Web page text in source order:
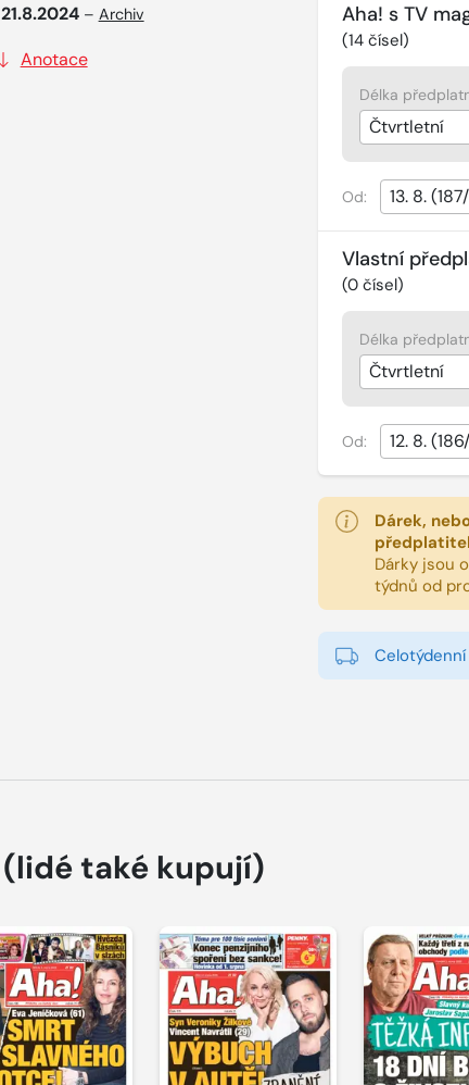
21.8.2024 – Archiv
Anotace
Aha! s TV
(14čísel)
Délka
Od:
Vlastní
(0čísel)
Délka
Od:
Dárek,
Dárky jsou
týdnů od
(lidé také kupují)